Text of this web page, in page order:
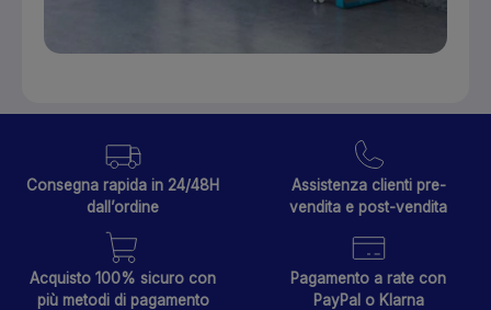
Consegna rapida in 24/48H
dall’ordine
Assistenza clienti pre-
vendita e post-vendita
Acquisto 100% sicuro con
più metodi di pagamento
Pagamento a rate con
PayPal o Klarna